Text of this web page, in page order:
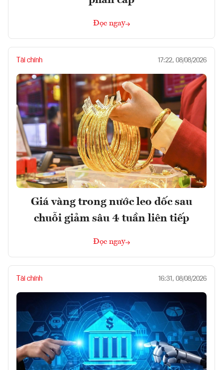
Đọc ngay
Tài chính 17:22, 08/08/2026
Giá vàng trong nước leo dốc sau
chuỗi giảm sâu 4 tuần liên tiếp
Đọc ngay
Tài chính 16:31, 08/08/2026